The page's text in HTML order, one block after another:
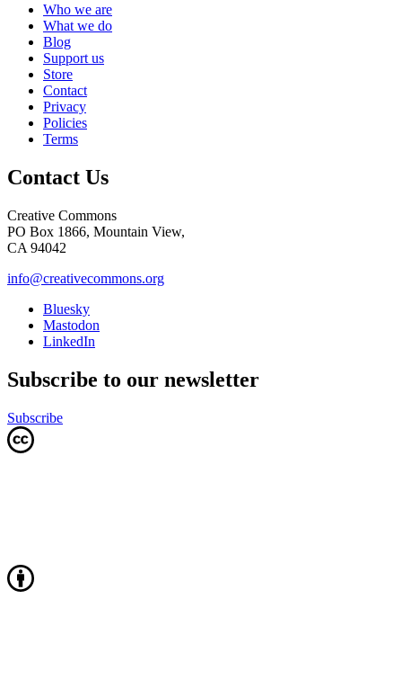
Who we are
What we do
Blog
Support us
Store
Contact
Privacy
Policies
Terms
Contact Us
Creative Commons
PO Box 1866, Mountain View,
CA 94042
info@creativecommons.org
Bluesky
Mastodon
LinkedIn
Subscribe to our newsletter
Subscribe